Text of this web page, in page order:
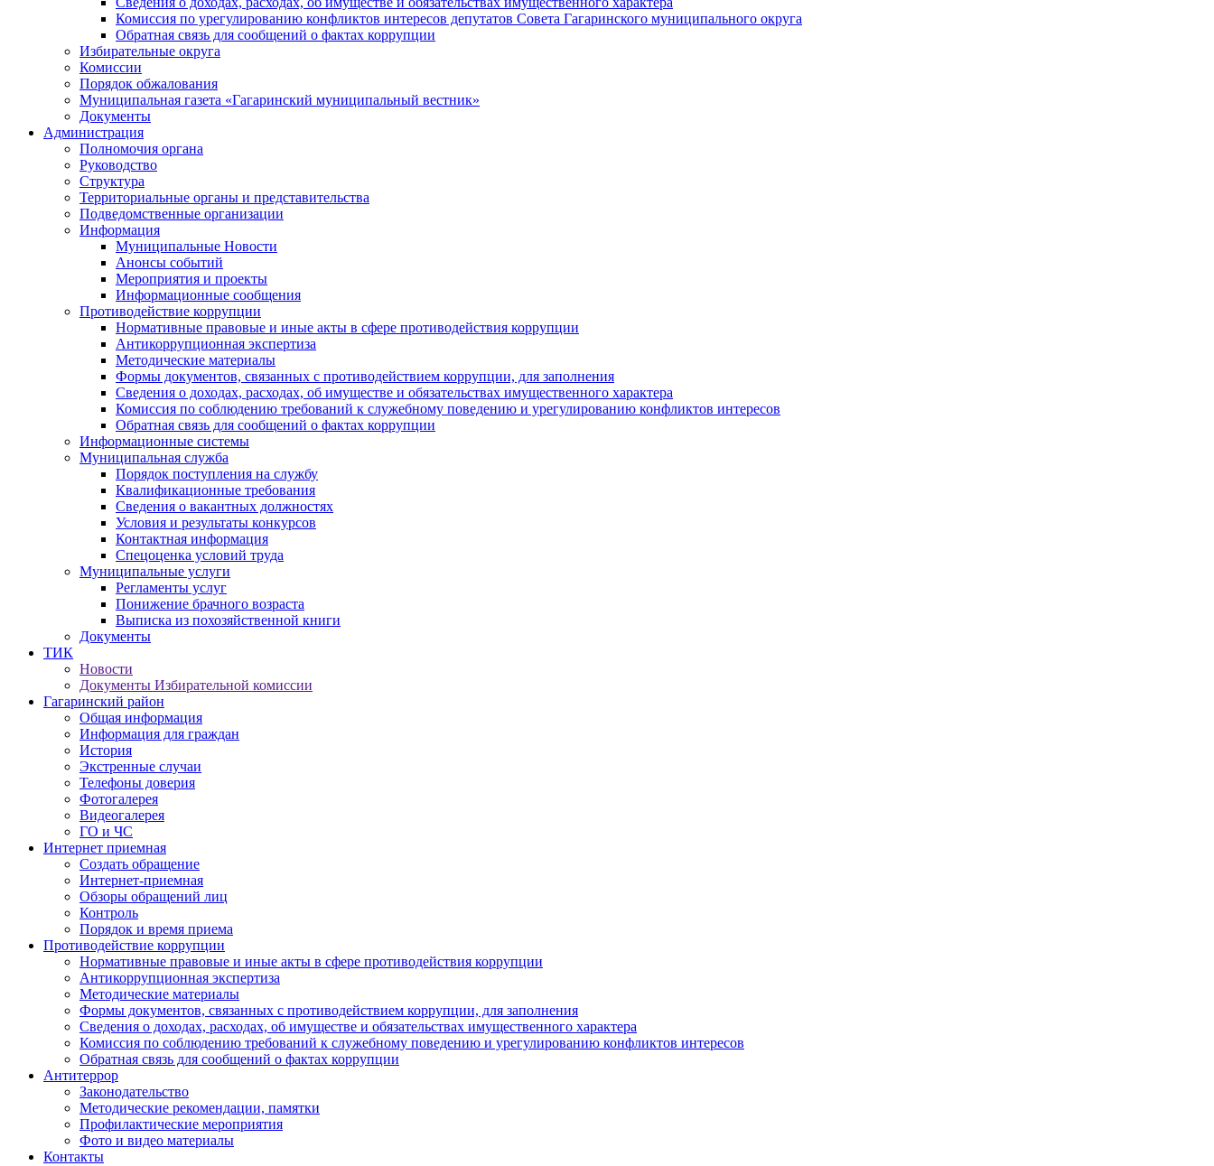
Комиссия по урегулированию конфликтов интересов депутатов Совета Гагаринского муниципального округа
Обратная связь для сообщений о фактах коррупции
Избирательные округа
Комиссии
Порядок обжалования
Муниципальная газета «Гагаринский муниципальный вестник»
Документы
Администрация
Полномочия органа
Руководство
Структура
Территориальные органы и представительства
Подведомственные организации
Информация
Муниципальные Новости
Анонсы событий
Мероприятия и проекты
Информационные сообщения
Противодействие коррупции
Нормативные правовые и иные акты в сфере противодействия коррупции
Антикоррупционная экспертиза
Методические материалы
Формы документов, связанных с противодействием коррупции, для заполнения
Сведения о доходах, расходах, об имуществе и обязательствах имущественного характера
Комиссия по соблюдению требований к служебному поведению и урегулированию конфликтов интересов
Обратная связь для сообщений о фактах коррупции
Информационные системы
Муниципальная служба
Порядок поступления на службу
Квалификационные требования
Сведения о вакантных должностях
Условия и результаты конкурсов
Контактная информация
Спецоценка условий труда
Муниципальные услуги
Регламенты услуг
Понижение брачного возраста
Выписка из похозяйственной книги
Документы
ТИК
Новости
Документы Избирательной комиссии
Гагаринский район
Общая информация
Информация для граждан
История
Экстренные случаи
Телефоны доверия
Фотогалерея
Видеогалерея
ГО и ЧС
Интернет приемная
Создать обращение
Интернет-приемная
Обзоры обращений лиц
Контроль
Порядок и время приема
Противодействие коррупции
Нормативные правовые и иные акты в сфере противодействия коррупции
Антикоррупционная экспертиза
Методические материалы
Формы документов, связанных с противодействием коррупции, для заполнения
Сведения о доходах, расходах, об имуществе и обязательствах имущественного характера
Комиссия по соблюдению требований к служебному поведению и урегулированию конфликтов интересов
Обратная связь для сообщений о фактах коррупции
Антитеррор
Законодательство
Методические рекомендации, памятки
Профилактические мероприятия
Фото и видео материалы
Контакты